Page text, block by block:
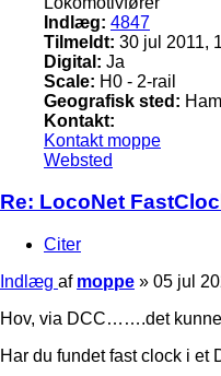
Indlæg: 4847
Tilmeldt: 30 jul 2011,
Digital: Ja
Scale: H0 - 2-rail
Geografisk sted:
Kontakt:
Kontakt moppe
Websted
Re: LocoNet
Citer
Indlæg af moppe » 05 jul
Hov, via DCC…….det
Har du fundet fast clock i et